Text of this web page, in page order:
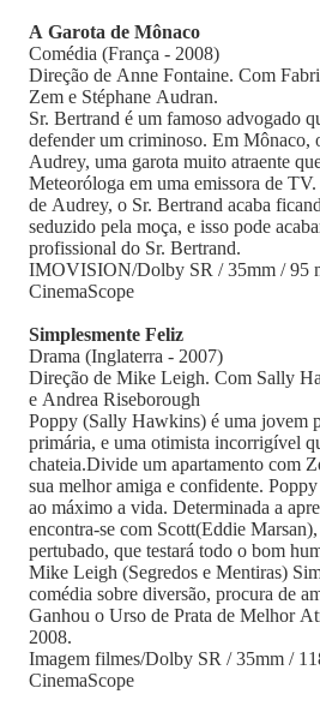
A Garota de Mônaco
Comédia (França - 2008)
Direção de Anne Fontaine. Com
Zem e Stéphane Audran.
Sr. Bertrand é um famoso advogado
defender um criminoso. Em Mônaco,
Audrey, uma garota muito atraente
Meteoróloga em uma emissora de
de Audrey, o Sr. Bertrand acaba
seduzido pela moça, e isso pode
profissional do Sr. Bertrand.
IMOVISION/Dolby SR / 35mm / 95
CinemaScope
Simplesmente Feliz
Drama (Inglaterra - 2007)
Direção de Mike Leigh. Com Sally
e Andrea Riseborough
Poppy (Sally Hawkins) é uma jovem
primária, e uma otimista incorrigível
chateia.Divide um apartamento com
sua melhor amiga e confidente.
ao máximo a vida. Determinada a
encontra-se com Scott(Eddie
pertubado, que testará todo o bom
Mike Leigh (Segredos e Mentiras)
comédia sobre diversão, procura de
Ganhou o Urso de Prata de Melhor
2008.
Imagem filmes/Dolby SR / 35mm /
CinemaScope